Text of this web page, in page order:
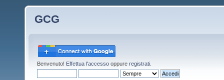
GCG
Benvenuto! Effettua l'accesso oppure registrati